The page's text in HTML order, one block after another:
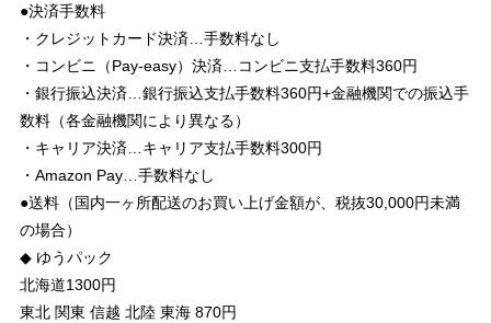
●決済手数料
・クレジットカード決済…手数料なし
・コンビニ（Pay-easy）決済…コンビニ支払手数料360円
・銀行振込決済…銀行振込支払手数料360円+金融機関での振込手
数料（各金融機関により異なる）
・キャリア決済…キャリア支払手数料300円
・Amazon Pay…手数料なし
●送料（国内一ヶ所配送のお買い上げ金額が、税抜30,000円未満
の場合）
◆ ゆうパック
北海道1300円
東北 関東 信越 北陸 東海 870円